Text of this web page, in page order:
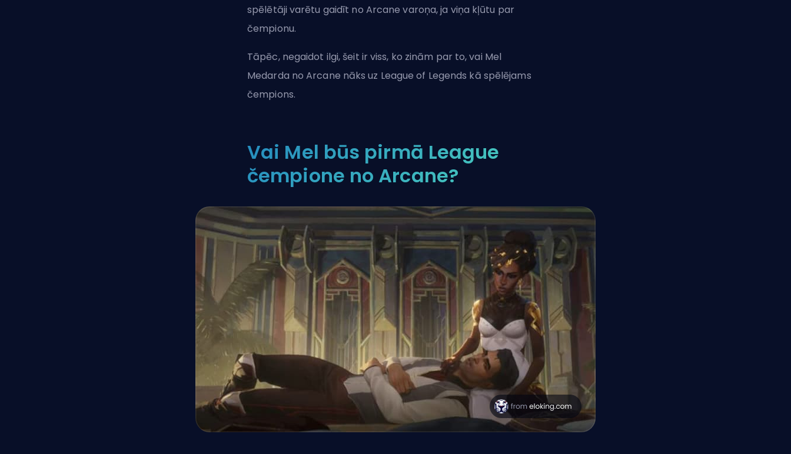
spēlētāji varētu gaidīt no Arcane varoņa, ja viņa kļūtu par
čempionu.
Tāpēc, negaidot ilgi, šeit ir viss, ko zinām par to, vai Mel
Medarda no Arcane nāks uz League of Legends kā spēlējams
čempions.
Vai Mel būs pirmā League
čempione no Arcane?